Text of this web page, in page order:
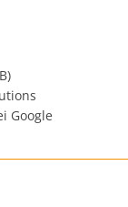
Google